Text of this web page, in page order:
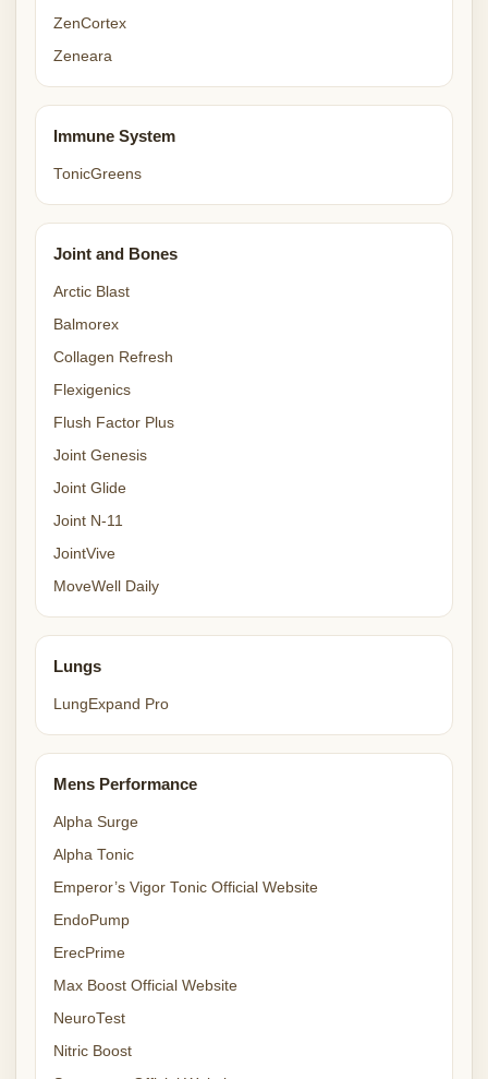
ZenCortex
Zeneara
Immune System
TonicGreens
Joint and Bones
Arctic Blast
Balmorex
Collagen Refresh
Flexigenics
Flush Factor Plus
Joint Genesis
Joint Glide
Joint N-11
JointVive
MoveWell Daily
Lungs
LungExpand Pro
Mens Performance
Alpha Surge
Alpha Tonic
Emperor’s Vigor Tonic Official Website
EndoPump
ErecPrime
Max Boost Official Website
NeuroTest
Nitric Boost